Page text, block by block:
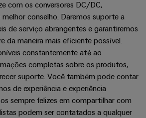
conectividade
com os conversores DC/DC,
conselho. Daremos suporte a
de serviço abrangentes e garantiremos
da maneira mais eficiente possível.
constantemente até ao
completas sobre os produtos,
suporte. Você também pode contar
de experiência e experiência
sempre felizes em compartilhar com
podem ser contatados a qualquer